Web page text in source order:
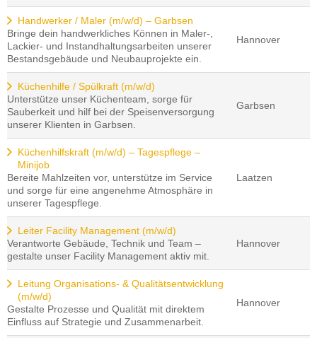
Handwerker / Maler (m/w/d) – Garbsen
Bringe dein handwerkliches Können in Maler-,
Lackier- und Instandhaltungsarbeiten unserer
Bestandsgebäude und Neubauprojekte ein.
Hannover
Küchenhilfe / Spülkraft (m/w/d)
Unterstütze unser Küchenteam, sorge für
Sauberkeit und hilf bei der Speisenversorgung
unserer Klienten in Garbsen.
Garbsen
Küchenhilfskraft (m/w/d) – Tagespflege –
Minijob
Bereite Mahlzeiten vor, unterstütze im Service
und sorge für eine angenehme Atmosphäre in
unserer Tagespflege.
Laatzen
Leiter Facility Management (m/w/d)
Verantworte Gebäude, Technik und Team –
gestalte unser Facility Management aktiv mit.
Hannover
Leitung Organisations- & Qualitätsentwicklung
(m/w/d)
Gestalte Prozesse und Qualität mit direktem
Einfluss auf Strategie und Zusammenarbeit.
Hannover